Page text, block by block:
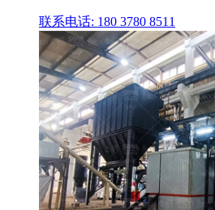
联系电话: 180 3780 8511